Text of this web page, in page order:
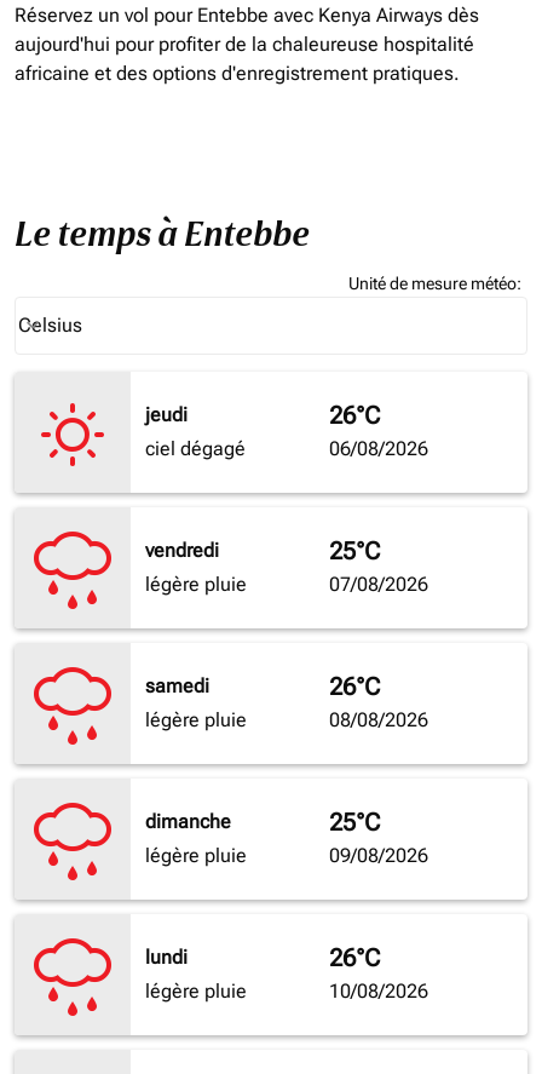
Réservez un vol pour Entebbe avec Kenya Airways dès
aujourd'hui pour profiter de la chaleureuse hospitalité
africaine et des options d'enregistrement pratiques.
Le temps à Entebbe
Unité de mesure météo:
Celsius
keyboard_arrow_down
jeudi
ciel dégagé
26°C
06/08/2026
vendredi
légère pluie
25°C
07/08/2026
samedi
légère pluie
26°C
08/08/2026
dimanche
légère pluie
25°C
09/08/2026
lundi
légère pluie
26°C
10/08/2026